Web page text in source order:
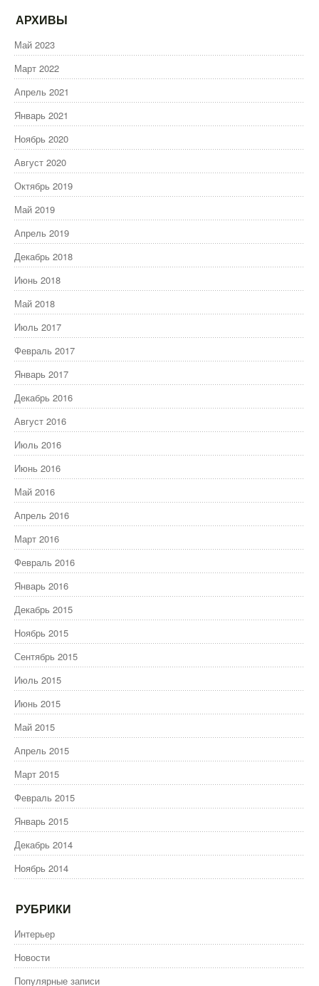
АРХИВЫ
Май 2023
Март 2022
Апрель 2021
Январь 2021
Ноябрь 2020
Август 2020
Октябрь 2019
Май 2019
Апрель 2019
Декабрь 2018
Июнь 2018
Май 2018
Июль 2017
Февраль 2017
Январь 2017
Декабрь 2016
Август 2016
Июль 2016
Июнь 2016
Май 2016
Апрель 2016
Март 2016
Февраль 2016
Январь 2016
Декабрь 2015
Ноябрь 2015
Сентябрь 2015
Июль 2015
Июнь 2015
Май 2015
Апрель 2015
Март 2015
Февраль 2015
Январь 2015
Декабрь 2014
Ноябрь 2014
РУБРИКИ
Интерьер
Новости
Популярные записи